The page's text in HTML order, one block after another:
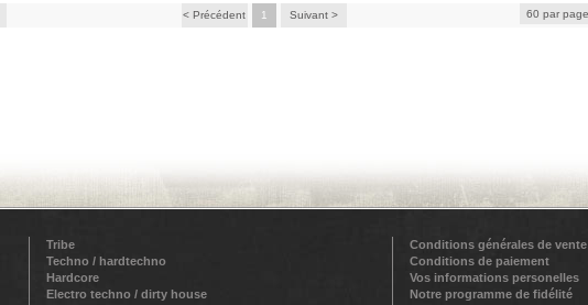
< Précédent 1 Suivant >
Tribe
Techno / hardtechno
Hardcore
Electro techno / dirty house
Conditions générales de vente
Conditions de paiement
Vos informations personelles
Notre programme de fidélité